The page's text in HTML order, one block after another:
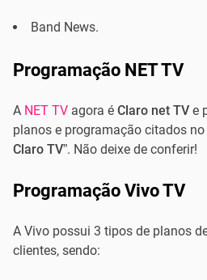
Band News.
Programação NET TV
A NET TV agora é Claro net TV e
planos e programação citados no
Claro TV”. Não deixe de conferir!
Programação Vivo TV
A Vivo possui 3 tipos de planos
clientes, sendo: